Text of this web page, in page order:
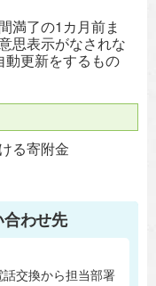
満了の1カ月前ま
思表示がなされな
動更新をするもの
る寄附金
わせ先
交換から担当部署